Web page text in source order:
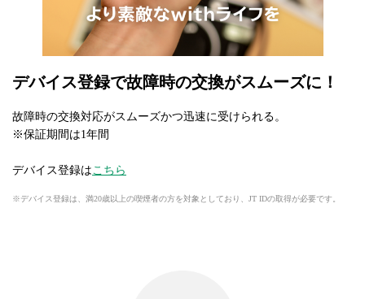
デバイス登録で故障時の交換がスムーズに！
故障時の交換対応がスムーズかつ迅速に受けられる。
※保証期間は1年間
デバイス登録は こちら
デバイス登録は、満20歳以上の喫煙者の方を対象としており、JT IDの取得が必要です。